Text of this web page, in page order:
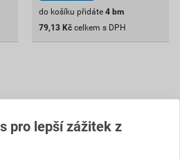
do košíku přidáte 4 bm
79,13 Kč celkem s DPH
pro lepší zážitek z